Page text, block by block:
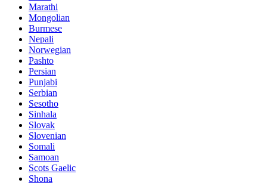
Marathi
Mongolian
Burmese
Nepali
Norwegian
Pashto
Persian
Punjabi
Serbian
Sesotho
Sinhala
Slovak
Slovenian
Somali
Samoan
Scots Gaelic
Shona